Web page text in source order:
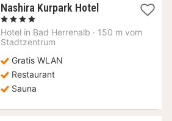
Nashira Kurpark Hotel1
ab
, 4 Sterne
Hotel in Bad Herrenalb · 150 m vom
Stadtzentrum
Gratis WLAN
Restaurant
Sauna